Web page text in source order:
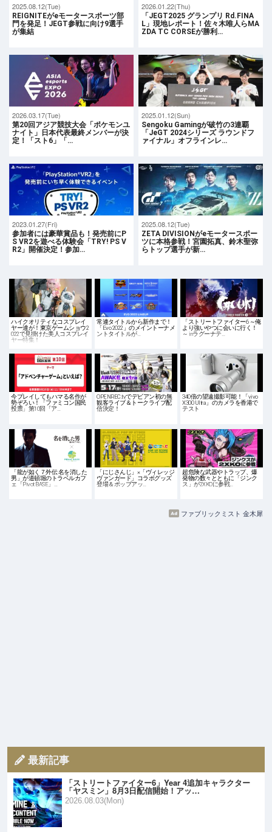
2025.08.12(Tue)
REIGNITEがeモータースポーツ部
門を発足！JEGT参戦に向け9選手
が集結
2026.01.22(Thu)
「JEGT2025 グランプリ Rd.FINA
L」現地レポート！佐々木唯人らMA
ZDA TC CORSEが勝利…
2026.03.17(Tue)
第20回アジア競技大会「ポケモンユ
ナイト」日本代表最終メンバーが決
定！「スト6」「…
2025.01.12(Sun)
Sengoku Gamingが破竹の3連覇
「JeGT 2024シリーズ ラウンドフ
ァイナル」オフラインレ…
2023.01.27(Fri)
参加者には豪華賞品も！発売前にP
S VR2を遊べる体験会「TRY! PS V
R2」開催決定！参加…
2025.08.12(Tue)
ZETA DIVISIONがeモータースポー
ツに本格参戦！宮園拓真、鈴木聖弥
らトップ選手が新…
ハイクオリティなコスプレイ
ヤー達が！東京ゲームショウ2
022で見掛けた美人コスプレイ
ヤー特集！
常連タイトルから新作まで！
「Evo 2022」のメイントーナメ
ントタイトルが…
「ストリートファイター6 ～俺
より強いやつに会いに行く！
～ inラグーナテ…
今プレイしてもハマる名作が
勢ぞろい！「ファミコン国民
投票」第10回「ア…
OPENREC.tvでデビアン初の無
観客ライブ＆トークライブ配
信決定！
340倍の望遠撮影可能！「vivo
X300 Ultra」のカメラを香港で
テスト
「龍が如く７外伝 名を消した
男」が道頓堀のトラベルカフ
ェ「Pivot BASE」…
「にじさんじ」×「ヴィレッジ
ヴァンガード」コラボグッズ
登場＆ポップアッ…
超危険な武器やトラップ、爆
発物の数々とともに「ジンク
ス」が2XKOに参戦…
ファブリックミスト 金木犀
最新記事
「ストリートファイター6」Year 4追加キャラクター
「ヤスミン」8月3日配信開始！アッ…
2026.08.03(Mon)